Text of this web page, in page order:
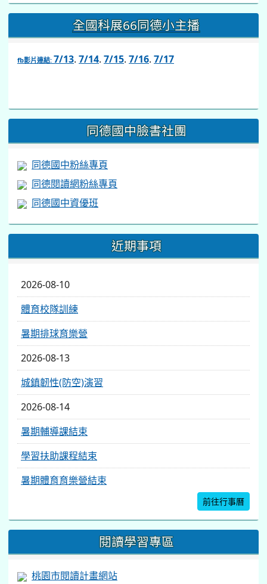
全國科展66同德小主播
fb影片連結: 7/13. 7/14. 7/15. 7/16. 7/17
https://www.facebook.com/share/v/1BsLSkstia/
同德國中臉書社團
同德國中粉絲專頁
同德閱讀網粉絲專頁
同德國中資優班
近期事項
2026-08-10
體育校隊訓練
暑期排球育樂營
2026-08-13
城鎮韌性(防空)演習
2026-08-14
暑期輔導課結束
學習扶助課程結束
暑期體育育樂營結束
前往行事曆
閱讀學習專區
桃園市閱讀計畫網站